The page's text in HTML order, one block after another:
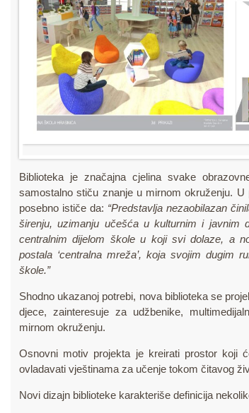
Biblioteka je značajna cjelina svake
samostalno stiču znanje u mirnom okruženju.
posebno ističe da: “Predstavlja nezaobilazan
širenju, uzimanju učešća u kulturnim i javnim
centralnim dijelom škole u koji svi dolaze, a
postala ‘centralna mreža’, koja svojim dugim
škole.”
Shodno ukazanoj potrebi, nova biblioteka se
djece, zainteresuje za udžbenike,
mirnom okruženju.
Osnovni motiv projekta je kreirati prostor koji
ovladavati vještinama za učenje tokom čitavog
Novi dizajn biblioteke karakteriše definicija